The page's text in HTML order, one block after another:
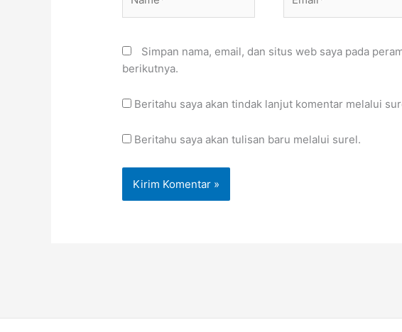
Simpan nama, email, dan situs web saya pada
berikutnya.
Beritahu saya akan tindak lanjut komentar melalui
Beritahu saya akan tulisan baru melalui surel.